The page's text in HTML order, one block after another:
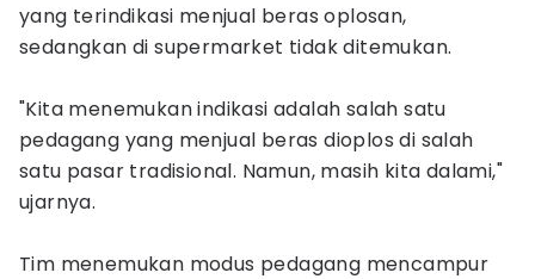
yang terindikasi menjual beras oplosan,
sedangkan di supermarket tidak ditemukan.
‎"Kita menemukan indikasi adalah salah satu
pedagang yang menjual beras dioplos di salah
satu pasar tradisional. Namun, masih kita dalami,"
ujarnya.
‎Tim menemukan modus pedagang mencampur